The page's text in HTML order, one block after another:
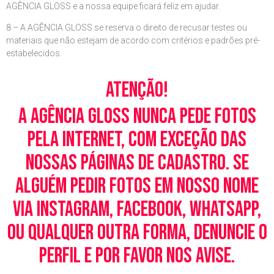
AGÊNCIA GLOSS e a nossa equipe ficará feliz em ajudar.
8 – A AGÊNCIA GLOSS se reserva o direito de recusar testes ou
materiais que não estejam de acordo com critérios e padrões pré-
estabelecidos.
Atenção!
A Agência Gloss nunca pede fotos
pela Internet, com exceção das
nossas páginas de cadastro. Se
alguém pedir fotos em nosso nome
via Instagram, Facebook, WhatsApp,
ou qualquer outra forma, denuncie o
perfil e por favor nos avise.